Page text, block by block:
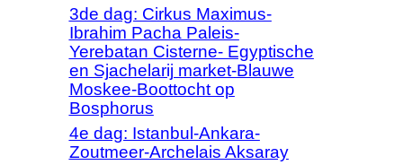
3de dag: Cirkus Maximus-
Ibrahim Pacha Paleis-
Yerebatan Cisterne- Egyptische
en Sjachelarij market-Blauwe
Moskee-Boottocht op
Bosphorus
4e dag: Istanbul-Ankara-
Zoutmeer-Archelais Aksaray